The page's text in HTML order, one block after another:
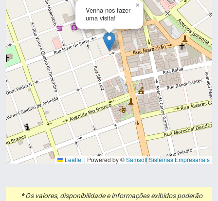
Venha nos fazer
uma visita!
×
Leaflet | Powered by ©Samsoft Sistemas Empresariais
* Os valores, disponibilidade e informações exibidos poderão